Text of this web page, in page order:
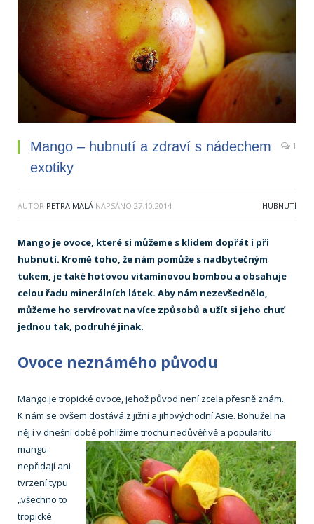
Mango – hubnutí a zdraví s nádechem
exotiky
1
AUTOR PETRA MALÁ NAPSÁNO 27.10.2014 HUBNUTÍ
Mango je ovoce, které si můžeme s klidem dopřát i při
hubnutí. Kromě toho, že nám pomůže s nadbytečným
tukem, je také hotovou vitamínovou bombou a obsahuje
celou řadu minerálních látek. Aby nám nezevšednělo,
můžeme ho servírovat na více způsobů a užít si jeho chuť
jednou tak, podruhé jinak.
Ovoce neznámého původu
Mango je tropické ovoce, jehož původ není zcela přesně znám.
K nám se ovšem dostává z jižní a jihovýchodní Asie. Bohužel na
něj i v dnešnídobě pohlížíme trochu nedůvěřivě a popularitu
mangu
nepřidají ani
tvrzení typu
„všechno to
tropické